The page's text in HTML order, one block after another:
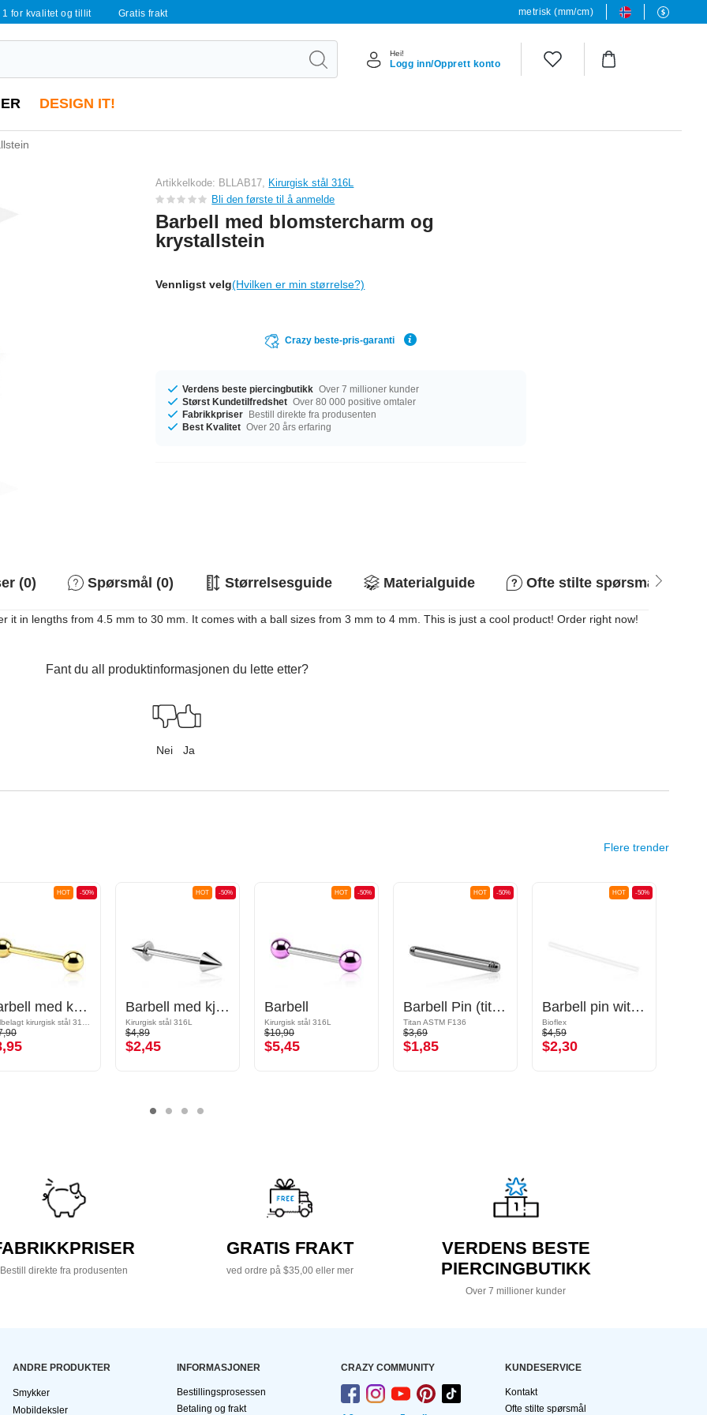
1 for kvalitet og tillit Gratis frakt metrisk (mm/cm)
Hei!
Logg inn/Opprett konto
DESIGN IT!
Artikkelkode: BLLAB17, Kirurgisk stål 316L
Bli den første til å anmelde
Barbell med blomstercharm og
krystallstein
Vennligst velg(Hvilken er min størrelse?)
Crazy beste-pris-garanti
Verdens beste piercingbutikk Over 7 millioner kunder
Størst Kundetilfredshet Over 80 000 positive omtaler
Fabrikkpriser Bestill direkte fra produsenten
Best Kvalitet Over 20 års erfaring
(0) Spørsmål (0) Størrelsesguide Materialguide Ofte stilte spørsmål
it in lengths from 4.5 mm to 30 mm. It comes with a ball sizes from 3 mm to 4 mm. This is just a cool product! Order right now!
Fant du all produktinformasjonen du lette etter?
Nei Ja
Flere trender
-50%
HOT
Barbell med kuler
-50%
HOT
Barbell med kjegler
Kirurgisk stål 316L
$4,89
$2,45
-50%
HOT
Barbell
Kirurgisk stål 316L
$10,90
$5,45
-50%
HOT
Barbell Pin (titanium, anodised)
Titan ASTM F136
$3,69
$1,85
-50%
HOT
Barbell pin without thread (bioflex, various colors)
Bioflex
$4,59
$2,30
Bestill direkte fra produsenten
GRATIS FRAKT
ved ordre på $35,00 eller mer
VERDENS BESTE
PIERCINGBUTIKK
Over 7 millioner kunder
ANDRE PRODUKTER
Smykker
Mobildeksler
INFORMASJONER
Bestillingsprosessen
Betaling og frakt
CRAZY COMMUNITY KUNDESERVICE
Kontakt
Ofte stilte spørsmål